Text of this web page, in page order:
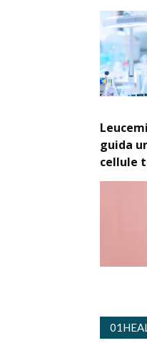
guida
cellule